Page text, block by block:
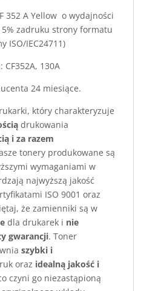
352 A Yellow o wydajności
zadruku strony formatu
ISO/IEC24711)
CF352A, 130A
24 miesiące.
który charakteryzuje
drukowania
i za razem
tonery produkowane są
wymaganiami w
najwyższą jakość
ISO 9001 oraz
że zamienniki są w
dla drukarek i nie
gwarancji. Toner
szybki i
oraz idealną jakość i
czyni go niezastąpioną